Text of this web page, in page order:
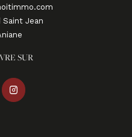
Saint Jean
aniane
SUR